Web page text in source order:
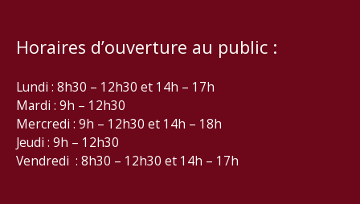
Horaires d’ouverture au public :
Lundi : 8h30 – 12h30 et 14h – 17h
Mardi : 9h – 12h30
Mercredi : 9h – 12h30 et 14h – 18h
Jeudi : 9h – 12h30
Vendredi : 8h30 – 12h30 et 14h – 17h